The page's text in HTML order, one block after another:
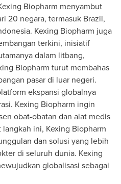
Biopharm menyambut
20 negara, termasuk Brazil,
. Kexing Biopharm juga
terkini, inisiatif
dalam litbang,
Biopharm turut membahas
pasar di luar negeri.
ekspansi globalnya
Kexing Biopharm ingin
obat-obatan dan alat medis
ini, Kexing Biopharm
dan solusi yang lebih
di seluruh dunia. Kexing
globalisasi sebagai